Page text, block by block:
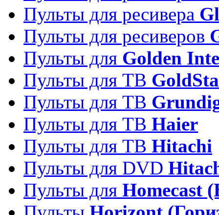
Пульты для ресивера
Пульты для ресиверов
Пульты для Golden
Пульты для ТВ
Пульты для ТВ
Пульты для ТВ Haier
Пульты для ТВ Hitachi
Пульты для DVD
Пульты для Homecast